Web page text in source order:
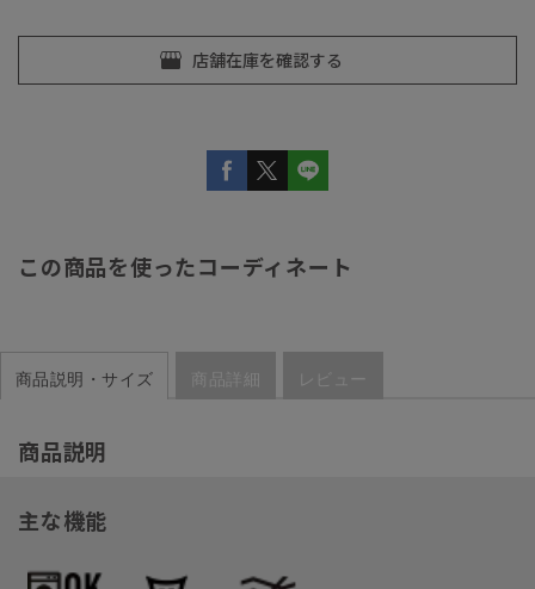
この商品を使ったコーディネート
商品説明・サイズ 商品詳細 レビュー
商品説明
主な機能